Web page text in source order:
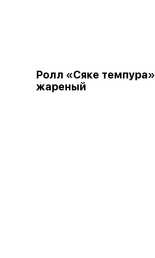
Ролл «Сяке темпура»
жареный